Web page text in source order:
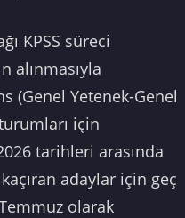
KPSS süreci
alınmasıyla
(Genel Yetenek-Genel
için
tarihleri arasında
adaylar için geç
olarak